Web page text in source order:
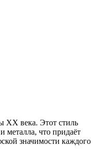
XX века. Этот стиль
металла, что придаёт
значимости каждого